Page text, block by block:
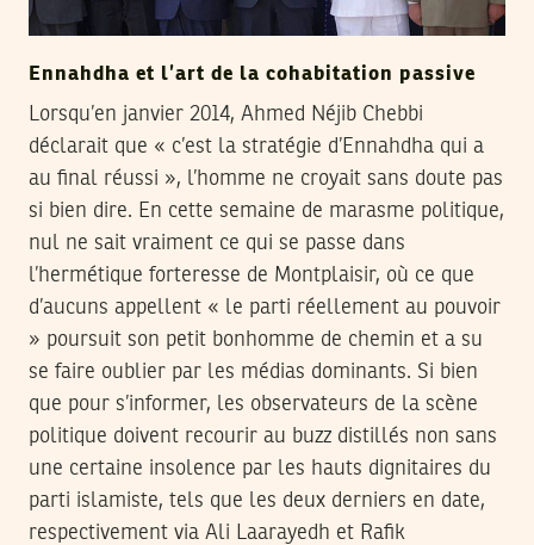
Ennahdha et l’art de la cohabitation passive
Lorsqu’en janvier 2014, Ahmed Néjib Chebbi
déclarait que « c’est la stratégie d’Ennahdha qui a
au final réussi », l’homme ne croyait sans doute pas
si bien dire. En cette semaine de marasme politique,
nul ne sait vraiment ce qui se passe dans
l’hermétique forteresse de Montplaisir, où ce que
d’aucuns appellent « le parti réellement au pouvoir
» poursuit son petit bonhomme de chemin et a su
se faire oublier par les médias dominants. Si bien
que pour s’informer, les observateurs de la scène
politique doivent recourir au buzz distillés non sans
une certaine insolence par les hauts dignitaires du
parti islamiste, tels que les deux derniers en date,
respectivement via Ali Laarayedh et Rafik